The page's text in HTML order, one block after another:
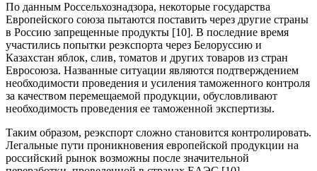
По данным Россельхознадзора, некоторые государства
Европейского союза пытаются поставить через другие страны
в Россию запрещенные продукты [10]. В последние время
участились попытки реэкспорта через Белоруссию и
Казахстан яблок, слив, томатов и других товаров из стран
Евросоюза. Названные ситуации являются подтверждением
необходимости проведения и усиления таможенного контроля
за качеством перемещаемой продукции, обусловливают
необходимость проведения ее таможенной экспертизы.
Таким образом, реэкспорт сложно становится контролировать.
Легальные пути проникновения европейской продукции на
российский рынок возможны после значительной